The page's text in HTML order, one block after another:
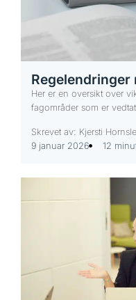
Her er en oversikt over
fagområder som er
Skrevet av: Kjersti
9 januar 2026
12